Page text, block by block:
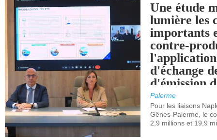
Une étude
lumière les
importants
contre-
d'échange
d'émission
(SEQE-UE)
maritimes
occidentale.
Palerme
Pour les liaisons
Gênes-Palerme, le
2,9 millions et 19,9